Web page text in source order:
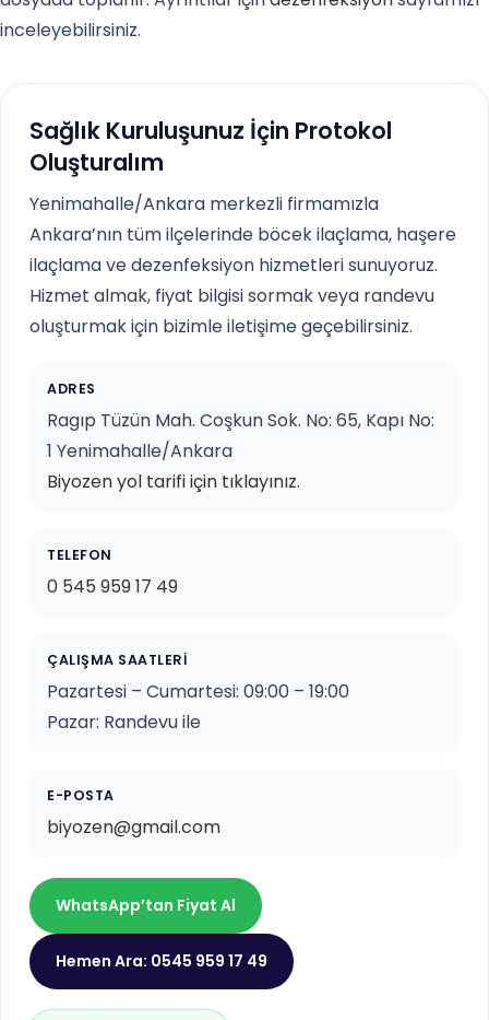
inceleyebilirsiniz.
Sağlık Kuruluşunuz İçin Protokol
Oluşturalım
Yenimahalle/Ankara merkezli firmamızla
Ankara’nın tüm ilçelerinde böcek ilaçlama, haşere
ilaçlama ve dezenfeksiyon hizmetleri sunuyoruz.
Hizmet almak, fiyat bilgisi sormak veya randevu
oluşturmak için bizimle iletişime geçebilirsiniz.
ADRES
Ragıp Tüzün Mah. Coşkun Sok. No: 65, Kapı No:
1 Yenimahalle/Ankara
Biyozen yol tarifi için tıklayınız.
TELEFON
0 545 959 17 49
ÇALIŞMA SAATLERI
Pazartesi – Cumartesi: 09:00 – 19:00
Pazar: Randevu ile
E-POSTA
biyozen@gmail.com
WhatsApp’tan Fiyat Al
Hemen Ara: 0545 959 17 49